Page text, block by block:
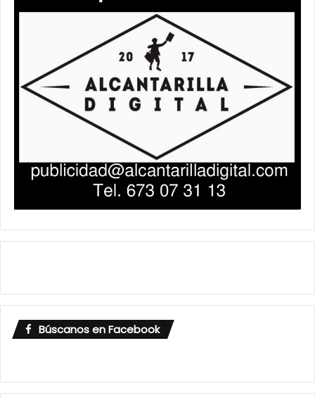
Búscanos en Facebook